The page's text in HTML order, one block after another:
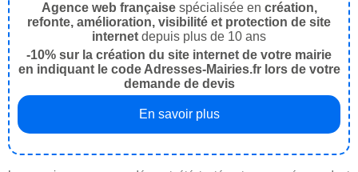
Agence web françaisespécialisée en création,
refonte, amélioration, visibilité et protection de site
internet depuis plus de 10 ans
-10% sur la création du site internet de votre mairie
en indiquant le code Adresses-Mairies.fr lors de votre
demande de devis
En savoir plus